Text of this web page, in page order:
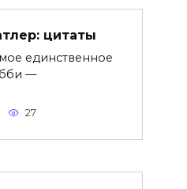
цитаты
единственное
—
27